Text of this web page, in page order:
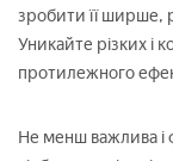
зробити її ширше,
Уникайте різких і
протилежного
Не менш важлива і